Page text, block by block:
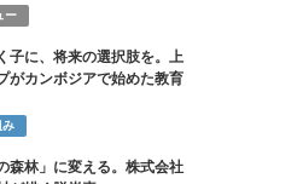
ー
子に、将来の選択肢を。上
がカンボジアで始めた教育
み
森林」に変える。株式会社